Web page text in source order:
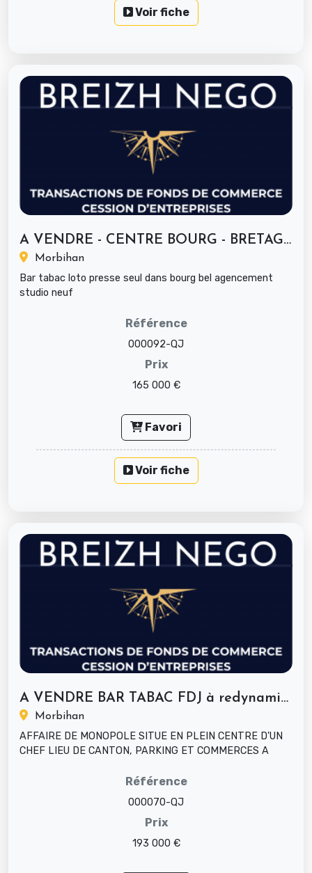
Voir fiche
A VENDRE - CENTRE BOURG - BRETAGNE -...
Morbihan
Bar tabac loto presse seul dans bourg bel agencement
studio neuf
Référence
000092-QJ
Prix
165 000 €
Favori
Voir fiche
A VENDRE BAR TABAC FDJ à redynamiser
Morbihan
AFFAIRE DE MONOPOLE SITUE EN PLEIN CENTRE D'UN
CHEF LIEU DE CANTON, PARKING ET COMMERCES A
Référence
000070-QJ
Prix
193 000 €